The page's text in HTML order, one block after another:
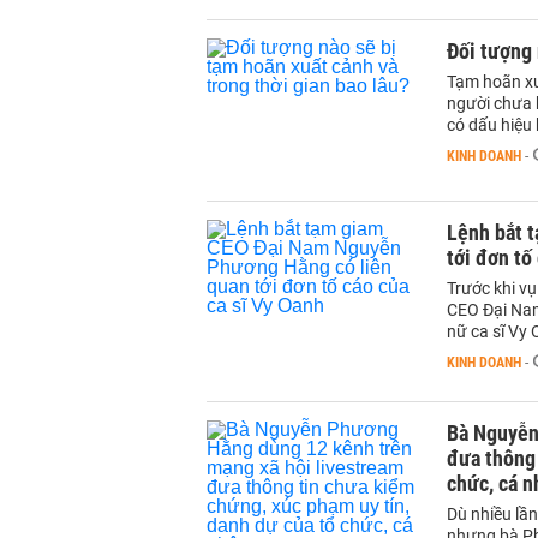
Đối tượng
Tạm hoãn
người chưa
có dấu hiệu
KINH DOANH -
Lệnh bắt
tới đơn tố
Trước khi
CEO Đại
nữ ca sĩ Vy
KINH DOANH -
Bà
đưa
chức, cá
Dù nhiều